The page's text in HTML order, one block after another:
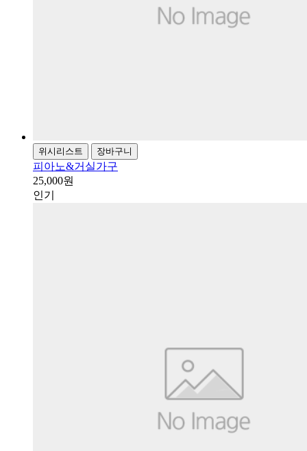
위시리스트 장바구니
피아노&거실가구
25,000원
인기